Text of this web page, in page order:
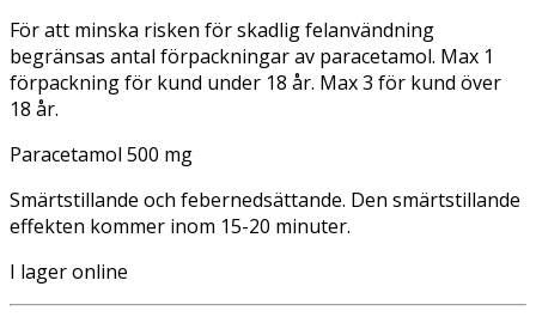
För att minska risken för skadlig felanvändning
begränsas antal förpackningar av paracetamol. Max 1
förpackning för kund under 18 år. Max 3 för kund över
18 år.
Paracetamol 500 mg
Smärtstillande och febernedsättande. Den smärtstillande
effekten kommer inom 15-20 minuter.
I lager online